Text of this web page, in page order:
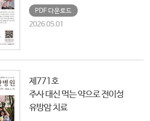
PDF 다운로드
2026.05.01
제771호
주사 대신 먹는 약으로 전이성
유방암 치료